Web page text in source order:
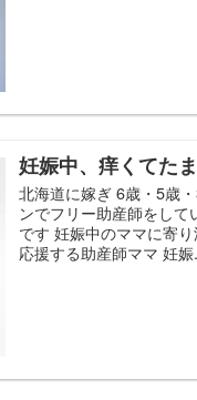
妊娠中、痒くてた
北海道に嫁ぎ 6歳・5歳
ンでフリー助産師をして
です 妊娠中のママに寄
応援する助産師ママ 妊娠